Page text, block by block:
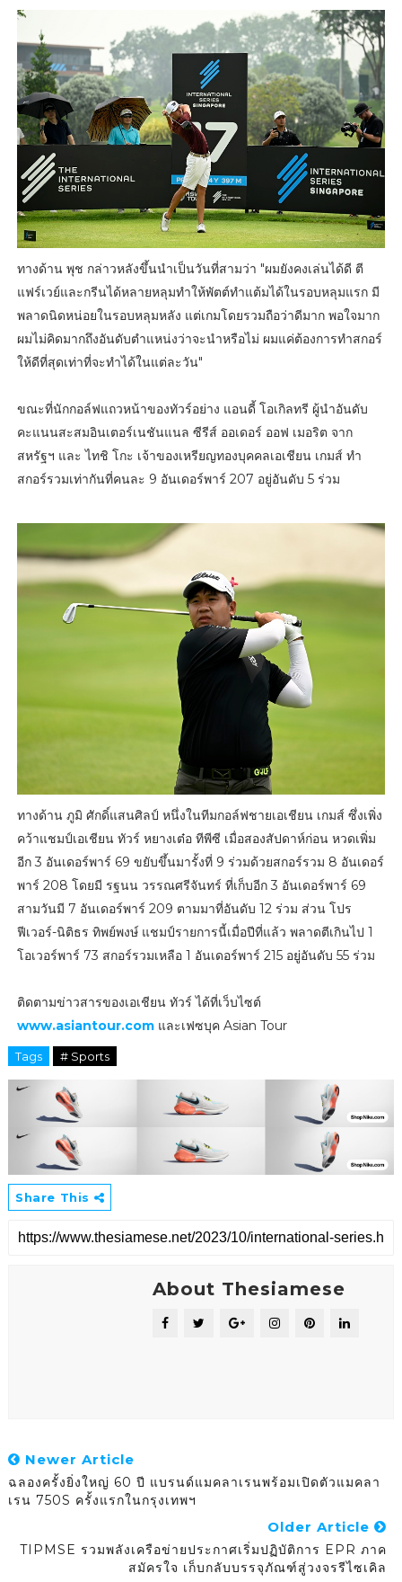
ทางด้าน พุช กล่าวหลังขึ้นนำเป็นวันที่สามว่า "ผมยังคงเล่นได้ดี ตี
แฟร์เวย์และกรีนได้หลายหลุมทำให้พัตต์ทำแต้มได้ในรอบหลุมแรก มี
พลาดนิดหน่อยในรอบหลุมหลัง แต่เกมโดยรวมถือว่าดีมาก พอใจมาก
ผมไม่คิดมากถึงอันดับตำแหน่งว่าจะนำหรือไม่ ผมแค่ต้องการทำสกอร์
ให้ดีที่สุดเท่าที่จะทำได้ในแต่ละวัน"
ขณะที่นักกอล์ฟแถวหน้าของทัวร์อย่าง แอนดี้ โอเกิลทรี ผู้นำอันดับ
คะแนนสะสมอินเตอร์เนชันแนล ซีรีส์ ออเดอร์ ออฟ เมอริต จาก
สหรัฐฯ และ ไทชิ โกะ เจ้าของเหรียญทองบุคคลเอเชียน เกมส์ ทำ
สกอร์รวมเท่ากันที่คนละ 9 อันเดอร์พาร์ 207 อยู่อันดับ 5 ร่วม
ทางด้าน ภูมิ ศักดิ์แสนศิลป์ หนึ่งในทีมกอล์ฟชายเอเชียน เกมส์ ซึ่งเพิ่ง
คว้าแชมป์เอเชียน ทัวร์ หยางเต๋อ ทีพีซี เมื่อสองสัปดาห์ก่อน หวดเพิ่ม
อีก 3 อันเดอร์พาร์ 69 ขยับขึ้นมารั้งที่ 9 ร่วมด้วยสกอร์รวม 8 อันเดอร์
พาร์ 208 โดยมี รฐนน วรรณศรีจันทร์ ที่เก็บอีก 3 อันเดอร์พาร์ 69
สามวันมี 7 อันเดอร์พาร์ 209 ตามมาที่อันดับ 12 ร่วม ส่วน โปร
ฟีเวอร์-นิติธร ทิพย์พงษ์ แชมป์รายการนี้เมื่อปีที่แล้ว พลาดตีเกินไป 1
โอเวอร์พาร์ 73 สกอร์รวมเหลือ 1 อันเดอร์พาร์ 215 อยู่อันดับ 55 ร่วม
ติดตามข่าวสารของเอเชียน ทัวร์ ได้ที่เว็บไซต์
www.asiantour.comและเฟซบุค Asian Tour
Tags # Sports
Share This
About Thesiamese
Newer Article
ฉลองครั้งยิ่งใหญ่ 60 ปี แบรนด์แมคลาเรนพร้อมเปิดตัวแมคลา
เรน 750S ครั้งแรกในกรุงเทพฯ
Older Article
TIPMSE รวมพลังเครือข่ายประกาศเริ่มปฏิบัติการ EPR ภาค
สมัครใจ เก็บกลับบรรจุภัณฑ์สู่วงจรรีไซเคิล